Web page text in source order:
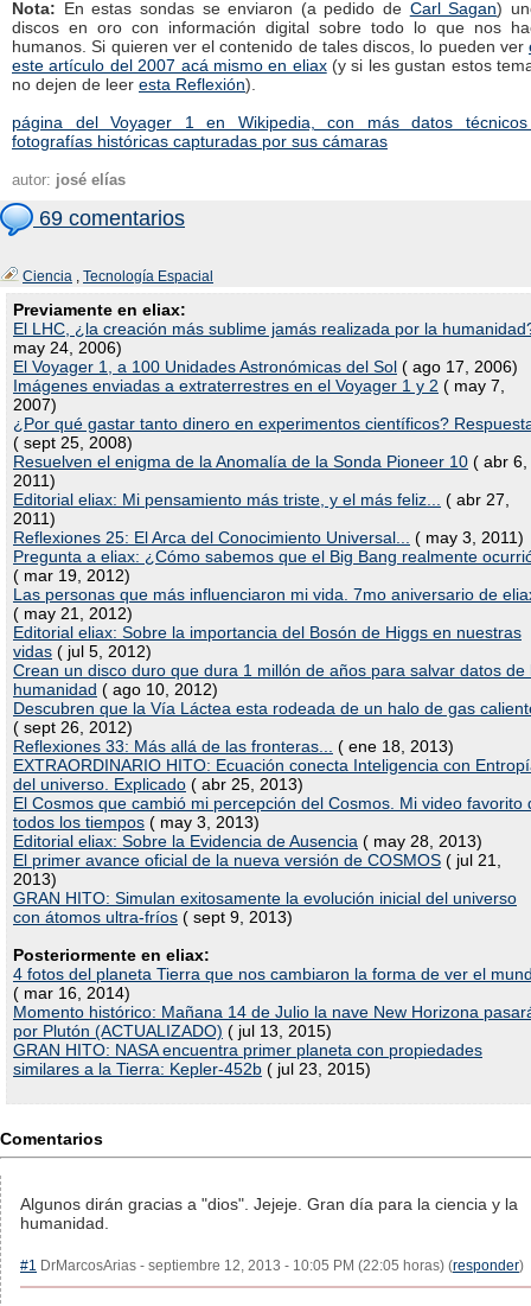
Nota: En estas sondas se enviaron (a pedido de Carl Sagan)
discos en oro con información digital sobre todo lo que nos
humanos. Si quieren ver el contenido de tales discos, lo pueden ver
este artículo del 2007 acá mismo en eliax(y si les gustan estos
no dejen de leer esta Reflexión).
página del Voyager 1 en Wikipedia, con más datos
fotografías históricas capturadas por sus cámaras
autor: josé elías
69 comentarios
Ciencia , Tecnología Espacial
Previamente en eliax:
El LHC, ¿la creación más sublime jamás realizada por la
may 24, 2006)
El Voyager 1, a 100 Unidades Astronómicas del Sol ( ago 17, 2006)
Imágenes enviadas a extraterrestres en el Voyager 1 y 2 ( may 7,
2007)
¿Por qué gastar tanto dinero en experimentos científicos?
( sept 25, 2008)
Resuelven el enigma de la Anomalía de la Sonda Pioneer 10 ( abr 6,
2011)
Editorial eliax: Mi pensamiento más triste, y el más feliz...
( abr 27,
2011)
Reflexiones 25: El Arca del Conocimiento Universal...
( may 3, 2011)
Pregunta a eliax: ¿Cómo sabemos que el Big Bang realmente
( mar 19, 2012)
Las personas que más influenciaron mi vida. 7mo aniversario de
( may 21, 2012)
Editorial eliax: Sobre la importancia del Bosón de Higgs en nuestras
vidas ( jul 5, 2012)
Crean un disco duro que dura 1 millón de años para salvar datos de
humanidad ( ago 10, 2012)
Descubren que la Vía Láctea esta rodeada de un halo de gas
( sept 26, 2012)
Reflexiones 33: Más allá de las fronteras...
( ene 18, 2013)
EXTRAORDINARIO HITO: Ecuación conecta Inteligencia con
del universo. Explicado ( abr 25, 2013)
El Cosmos que cambió mi percepción del Cosmos. Mi video favorito
todos los tiempos ( may 3, 2013)
Editorial eliax: Sobre la Evidencia de Ausencia ( may 28, 2013)
El primer avance oficial de la nueva versión de COSMOS ( jul 21,
2013)
GRAN HITO: Simulan exitosamente la evolución inicial del universo
con átomos ultra-fríos ( sept 9, 2013)
Posteriormente en eliax:
4 fotos del planeta Tierra que nos cambiaron la forma de ver el
( mar 16, 2014)
Momento histórico: Mañana 14 de Julio la nave New Horizona
por Plutón (ACTUALIZADO) ( jul 13, 2015)
GRAN HITO: NASA encuentra primer planeta con propiedades
similares a la Tierra: Kepler-452b ( jul 23, 2015)
Comentarios
Algunos dirán gracias a "dios". Jejeje. Gran día para la ciencia y la
humanidad.
#1 DrMarcosArias - septiembre 12, 2013 - 10:05 PM (22:05 horas) (responder)